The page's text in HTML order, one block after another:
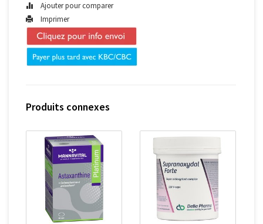
Ajouter pour comparer
Imprimer
Produits connexes